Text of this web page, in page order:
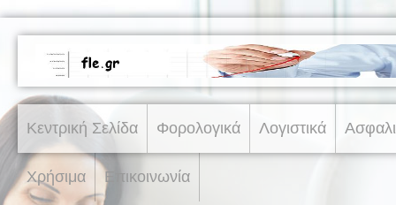
Κεντρική Σελίδα Φορολογικά Λογιστικά
Χρήσιμα Επικοινωνία